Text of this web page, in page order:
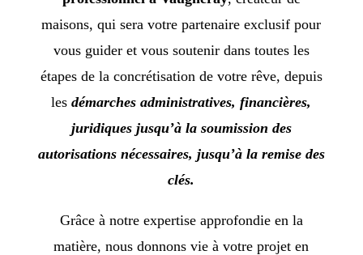
maisons, qui sera votre partenaire exclusif pour
vous guider et vous soutenir dans toutes les
étapes de la concrétisation de votre rêve, depuis
lesdémarches administratives, financières,
juridiques jusqu’à la soumission des
autorisations nécessaires, jusqu’à la remise des
clés.
Grâce à notre expertise approfondie en la
matière, nous donnons vie à votre projet en